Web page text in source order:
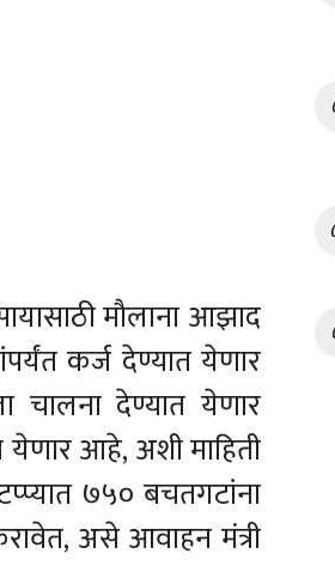
मौलाना आझाद
कर्ज देण्यात येणार
चालना देण्यात येणार
आहे, अशी माहिती
७५० बचतगटांना
असे आवाहन मंत्री